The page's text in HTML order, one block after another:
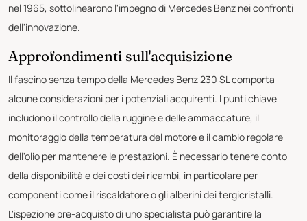
nel 1965, sottolinearono l'impegno di Mercedes Benz nei confronti
dell'innovazione.
Approfondimenti sull'acquisizione
Il fascino senza tempo della Mercedes Benz 230 SL comporta
alcune considerazioni per i potenziali acquirenti. I punti chiave
includono il controllo della ruggine e delle ammaccature, il
monitoraggio della temperatura del motore e il cambio regolare
dell'olio per mantenere le prestazioni. È necessario tenere conto
della disponibilità e dei costi dei ricambi, in particolare per
componenti come il riscaldatore o gli alberini dei tergicristalli.
L'ispezione pre-acquisto di uno specialista può garantire la